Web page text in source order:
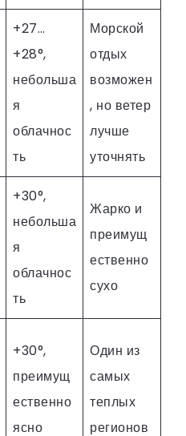
+27…
+28°,
небольша
я
облачнос
ть
Морской
отдых
возможен
, но ветер
лучше
уточнять
+30°,
небольша
я
облачнос
ть
Жарко и
преимущ
ественно
сухо
+30°,
преимущ
ественно
ясно
Один из
самых
теплых
регионов